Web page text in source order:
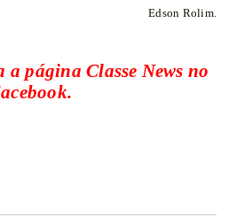
Edson Rolim.
a página Classe News no